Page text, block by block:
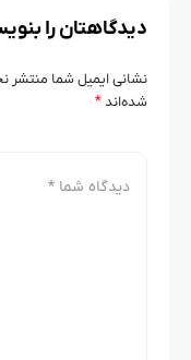
دیدگاهتان را
نشانی ایمیل شما منتشر
شده‌اند*